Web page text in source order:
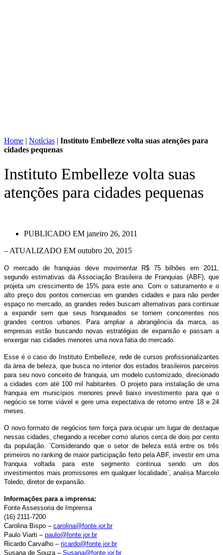
Home | Notícias | Instituto Embelleze volta suas atenções para
cidades pequenas
Instituto Embelleze volta suas
atenções para cidades pequenas
PUBLICADO EM janeiro 26, 2011
– ATUALIZADO EM outubro 20, 2015
O mercado de franquias deve movimentar R$ 75 bilhões em 2011,
segundo estimativas da Associação Brasileira de Franquias (ABF), que
projeta um crescimento de 15% para este ano. Com o saturamento e o
alto preço dos pontos comercias em grandes cidades e para não perder
espaço no mercado, as grandes redes buscam alternativas para continuar
a expandir sem que seus franqueados se tornem concorrentes nos
grandes centros urbanos. Para ampliar a abrangência da marca, as
empresas estão buscando novas estratégias de expansão e passam a
enxergar nas cidades menores uma nova fatia do mercado.
Esse é o caso do Instituto Embelleze, rede de cursos profissionalizantes
da área de beleza, que busca no interior dos estados brasileiros parceiros
para seu novo conceito de franquia, um modelo customizado, direcionado
a cidades com até 100 mil habitantes. O projeto para instalação de uma
franquia em municípios menores prevê baixo investimento para que o
negócio se torne viável e gere uma expectativa de retorno entre 18 e 24
meses.
O novo formato de negócios tem força para ocupar um lugar de destaque
nessas cidades, chegando a receber como alunos cerca de dois por cento
da população. `Considerando que o setor de beleza está entre os três
primeiros no ranking de maior participação feito pela ABF, investir em uma
franquia voltada para este segmento continua sendo um dos
investimentos mais promissores em qualquer localidade`, analisa Marcelo
Toledo, diretor de expansão.
Informações para a imprensa:
Fonte Assessoria de Imprensa
(16) 2111-7200
Carolina Bispo – carolina@fonte.jor.br
Paulo Viarti – paulo@fonte.jor.br
Ricardo Carvalho – ricardo@fonte.jor.br
Susana de Souza – Susana@fonte.jor.br